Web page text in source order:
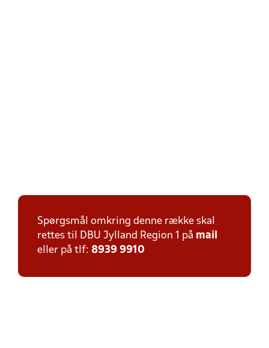
Spørgsmål omkring denne række skal
rettes til DBU Jylland Region 1 på mail
eller på tlf: 8939 9910